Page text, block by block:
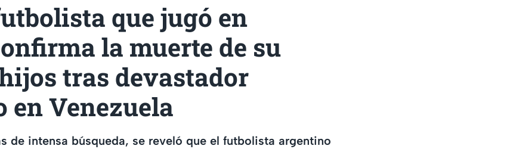
que jugó en
la muerte de su
tras devastador
en Venezuela
de intensa búsqueda, se reveló que el futbolista argentino